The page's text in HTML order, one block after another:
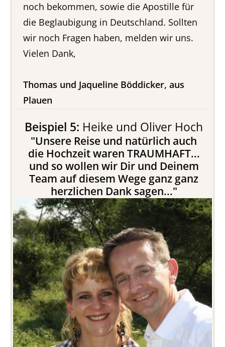
noch bekommen, sowie die Apostille für
die Beglaubigung in Deutschland. Sollten
wir noch Fragen haben, melden wir uns.
Vielen Dank,
Thomas und Jaqueline Böddicker, aus
Plauen
Beispiel 5: Heike und Oliver Hoch
"Unsere Reise und natürlich auch
die Hochzeit waren TRAUMHAFT...
und so wollen wir Dir und Deinem
Team auf diesem Wege ganz ganz
herzlichen Dank sagen..."